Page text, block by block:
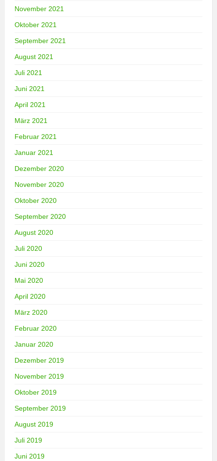
November 2021
Oktober 2021
September 2021
August 2021
Juli 2021
Juni 2021
April 2021
März 2021
Februar 2021
Januar 2021
Dezember 2020
November 2020
Oktober 2020
September 2020
August 2020
Juli 2020
Juni 2020
Mai 2020
April 2020
März 2020
Februar 2020
Januar 2020
Dezember 2019
November 2019
Oktober 2019
September 2019
August 2019
Juli 2019
Juni 2019